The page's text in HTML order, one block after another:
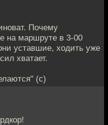
Почему
на маршруте в 3-00
уставшие, ходить уже
хватает.
(с)